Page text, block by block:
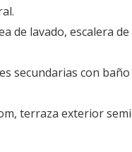
de lavado, escalera
secundarias con
terraza exterior